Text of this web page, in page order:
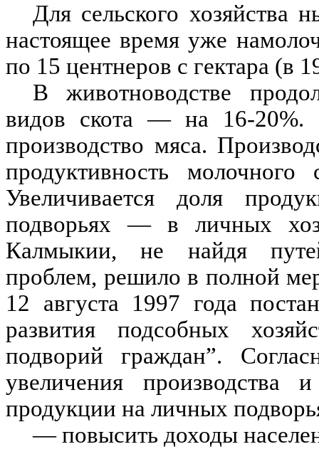
Для сельского хозяйства
настоящее время уже
по 15 центнеров с гектара (в
В животноводстве
видов скота — на 16-20%.
производство мяса.
продуктивность
Увеличивается доля
подворьях — в личных
Калмыкии, не найдя
проблем, решило в полной
12 августа 1997 года
развития подсобных
подворий граждан”.
увеличения производства и
продукции на личных
— повысить доходы